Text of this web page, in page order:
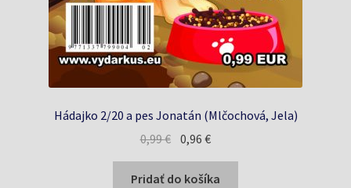
Hádajko 2/20 a pes Jonatán (Mlčochová, Jela)
0,99€ Pôvodná
cena
bola:
0,96€Aktuálna
cena
je:
Pridať do košíka